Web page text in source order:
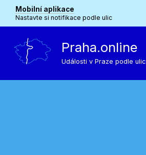
Mobilní aplikace
Nastavte si notifikace podle ulic
Praha.online
Události v Praze podle ulic